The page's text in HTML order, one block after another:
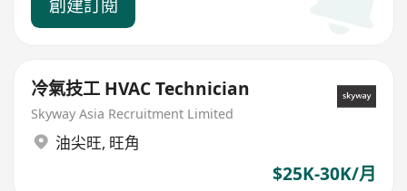
創建訂閱
冷氣技工 HVAC Technician
Skyway Asia Recruitment Limited
油尖旺, 旺角
$25K-30K/月